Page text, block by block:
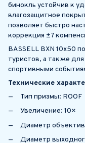
бинокль устойчив к
влагозащитное
позволяет быстро
коррекция ±7
BASSELL BXN 10x50
туристов, а также
спортивными
Технические
Тип призмы: ROOF
Увеличение: 10×
Диаметр
Диаметр